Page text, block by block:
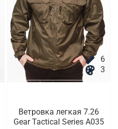
6
3
Ветровка легкая 7.26
Gear Tactical Series A035